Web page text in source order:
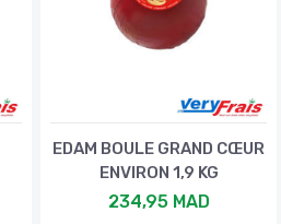
EDAM BOULE GRAND CŒUR
ENVIRON 1,9 KG
234,95 MAD